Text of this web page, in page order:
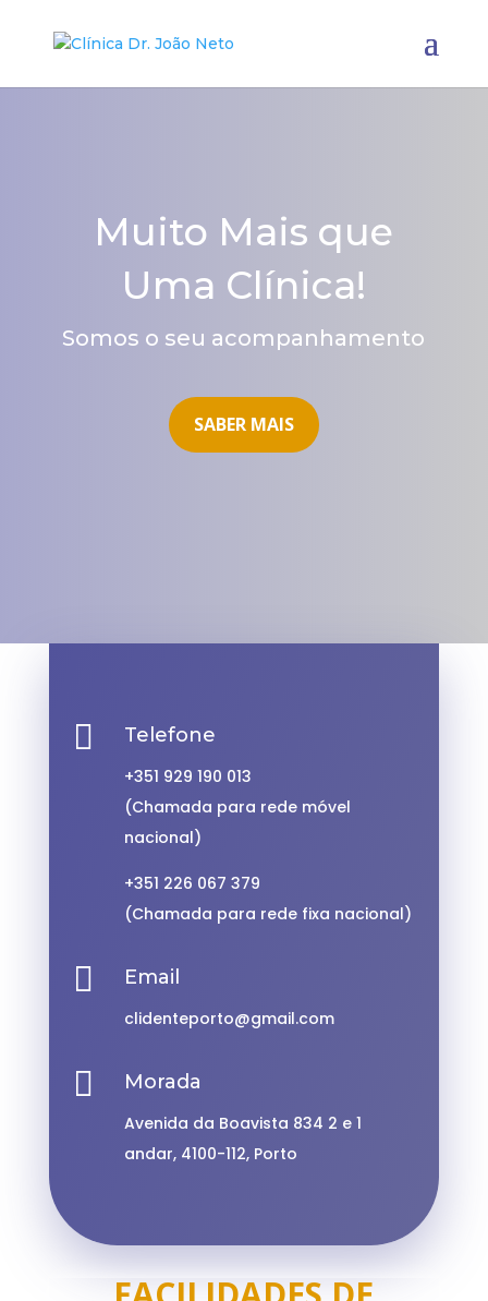
Muito Mais que
Uma Clínica!
Somos o seu acompanhamento
SABER MAIS
 Telefone
+351 929 190 013
(Chamada para rede móvel
nacional)
+351 226 067 379
(Chamada para rede fixa nacional)
 Email
clidenteporto@gmail.com
 Morada
Avenida da Boavista 834 2 e 1
andar, 4100-112, Porto